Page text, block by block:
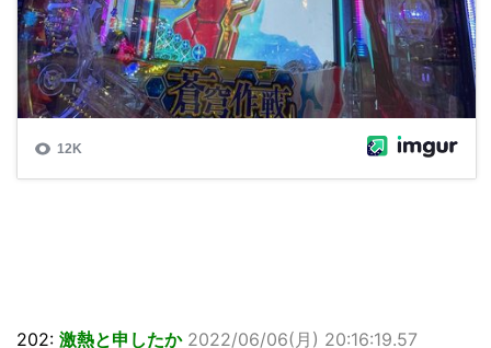
202: 激熱と申したか 2022/06/06(月) 20:16:19.57